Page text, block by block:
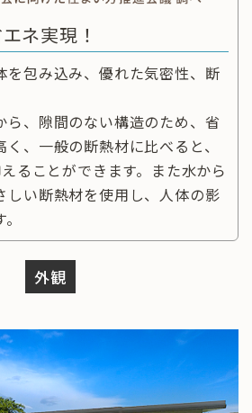
ネ実現！
を包み込み、優れた気密性、断
ら、隙間のない構造のため、省
、一般の断熱材に比べると、
ることができます。また水から
しい断熱材を使用し、人体の影
外観